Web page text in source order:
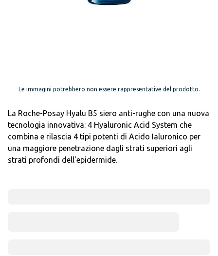
Le immagini potrebbero non essere rappresentative del prodotto.
La Roche-Posay Hyalu B5 siero anti-rughe con una nuova
tecnologia innovativa: 4 Hyaluronic Acid System che
combina e rilascia 4 tipi potenti di Acido Ialuronico per
una maggiore penetrazione dagli strati superiori agli
strati profondi dell'epidermide.